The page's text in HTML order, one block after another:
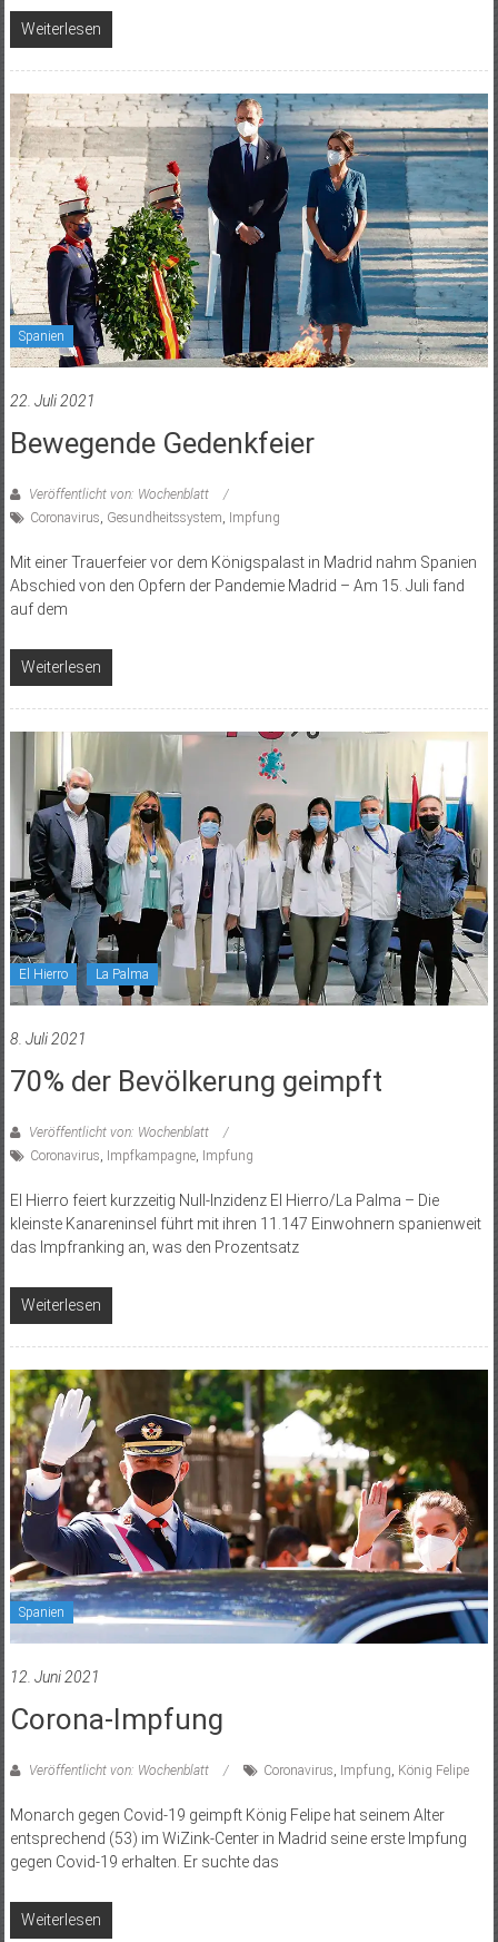
Weiterlesen
Spanien
22. Juli 2021
Bewegende Gedenkfeier
Veröffentlicht von: Wochenblatt
Coronavirus, Gesundheitssystem, Impfung
Mit einer Trauerfeier vor dem Königspalast in Madrid nahm Spanien
Abschied von den Opfern der Pandemie Madrid – Am 15. Juli fand
auf dem
Weiterlesen
El Hierro La Palma
8. Juli 2021
70% der Bevölkerung geimpft
Veröffentlicht von: Wochenblatt
Coronavirus Impfkampagne, Impfung
El Hierro feiert kurzzeitig Null-Inzidenz El Hierro/La Palma – Die
kleinste Kanareninsel führt mit ihren 11.147 Einwohnern spanienweit
das Impfranking an, was den Prozentsatz
Weiterlesen
Spanien
12. Juni 2021
Corona-Impfung
Veröffentlicht von: Wochenblatt Coronavirus Impfung König Felipe
Monarch gegen Covid-19 geimpft König Felipe hat seinem Alter
entsprechend (53) im WiZink-Center in Madrid seine erste Impfung
gegen Covid-19 erhalten. Er suchte das
Weiterlesen